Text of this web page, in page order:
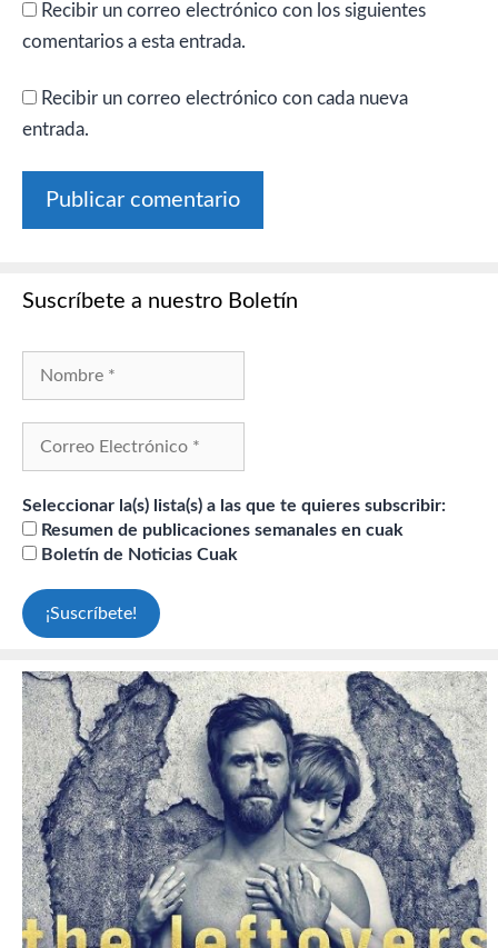
Recibir un correo electrónico con los siguientes
comentarios a esta entrada.
Recibir un correo electrónico con cada nueva
entrada.
Suscríbete a nuestro Boletín
Seleccionar la(s) lista(s) a las que te quieres subscribir:
Resumen de publicaciones semanales en cuak
Boletín de Noticias Cuak